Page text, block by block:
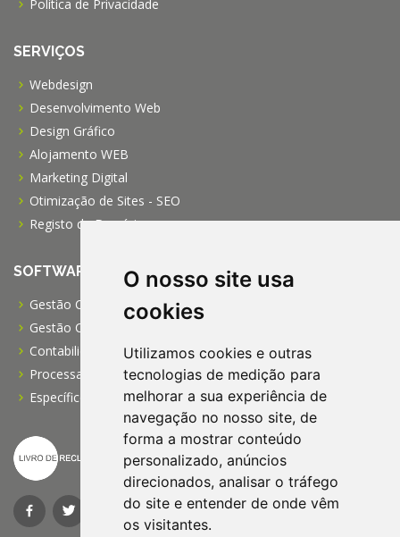
O nosso site usa
cookies
Utilizamos cookies e outras
tecnologias de medição para
melhorar a sua experiência de
navegação no nosso site, de
forma a mostrar conteúdo
personalizado, anúncios
direcionados, analisar o tráfego
do site e entender de onde vêm
os visitantes.
Política de Privacidade
SERVIÇOS
Webdesign
Desenvolvimento Web
Design Gráfico
Alojamento WEB
Marketing Digital
Otimização de Sites - SEO
Registo de Domínios
SOFTWARE
Gestão Comercial PRO
Gestão Comercial PME
Contabilidade Profissional
Processamento de Salários
Específico para IPSS